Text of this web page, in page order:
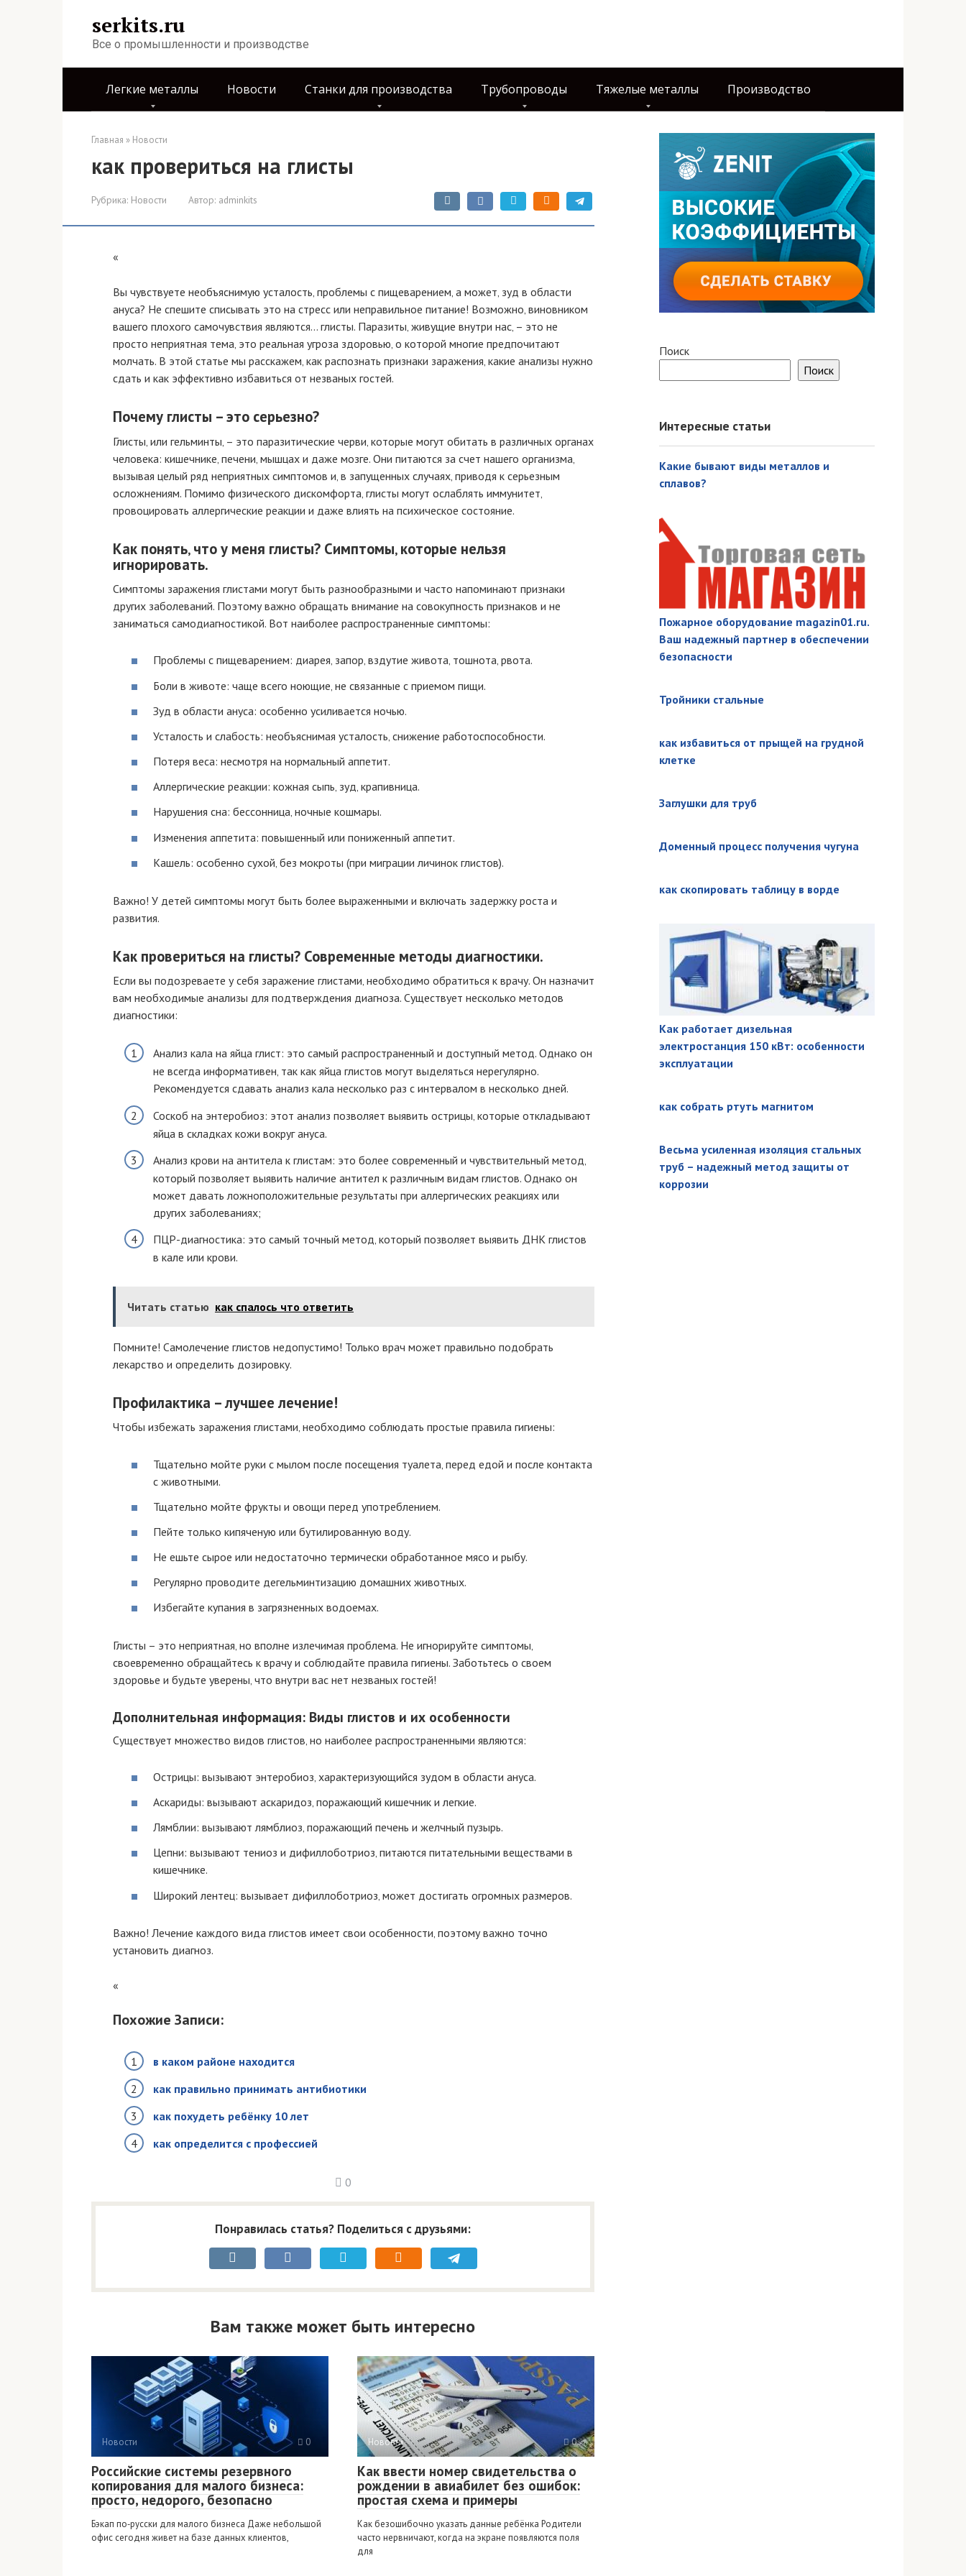
serkits.ru
Все о промышленности и производстве
Легкие металлы Новости Станки для производства Трубопроводы Тяжелые металлы Производство
Главная » Новости
как провериться на глисты
Рубрика: Новости Автор: adminkits
«
Вы чувствуете необъяснимую усталость‚ проблемы с пищеварением‚ а может‚ зуд в области
ануса? Не спешите списывать это на стресс или неправильное питание! Возможно‚ виновником
вашего плохого самочувствия являются… глисты. Паразиты‚ живущие внутри нас‚ – это не
просто неприятная тема‚ это реальная угроза здоровью‚ о которой многие предпочитают
молчать. В этой статье мы расскажем‚ как распознать признаки заражения‚ какие анализы нужно
сдать и как эффективно избавиться от незваных гостей.
Почему глисты – это серьезно?
Глисты‚ или гельминты‚ – это паразитические черви‚ которые могут обитать в различных органах
человека: кишечнике‚ печени‚ мышцах и даже мозге. Они питаются за счет нашего организма‚
вызывая целый ряд неприятных симптомов и‚ в запущенных случаях‚ приводя к серьезным
осложнениям. Помимо физического дискомфорта‚ глисты могут ослаблять иммунитет‚
провоцировать аллергические реакции и даже влиять на психическое состояние.
Как понять‚ что у меня глисты? Симптомы‚ которые нельзя
игнорировать.
Симптомы заражения глистами могут быть разнообразными и часто напоминают признаки
других заболеваний. Поэтому важно обращать внимание на совокупность признаков и не
заниматься самодиагностикой. Вот наиболее распространенные симптомы:
Проблемы с пищеварением: диарея‚ запор‚ вздутие живота‚ тошнота‚ рвота.
Боли в животе: чаще всего ноющие‚ не связанные с приемом пищи.
Зуд в области ануса: особенно усиливается ночью.
Усталость и слабость: необъяснимая усталость‚ снижение работоспособности.
Потеря веса: несмотря на нормальный аппетит.
Аллергические реакции: кожная сыпь‚ зуд‚ крапивница.
Нарушения сна: бессонница‚ ночные кошмары.
Изменения аппетита: повышенный или пониженный аппетит.
Кашель: особенно сухой‚ без мокроты (при миграции личинок глистов).
Важно! У детей симптомы могут быть более выраженными и включать задержку роста и
развития.
Как провериться на глисты? Современные методы диагностики.
Если вы подозреваете у себя заражение глистами‚ необходимо обратиться к врачу. Он назначит
вам необходимые анализы для подтверждения диагноза. Существует несколько методов
диагностики:
Анализ кала на яйца глист: это самый распространенный и доступный метод. Однако он
не всегда информативен‚ так как яйца глистов могут выделяться нерегулярно.
Рекомендуется сдавать анализ кала несколько раз с интервалом в несколько дней.
Соскоб на энтеробиоз: этот анализ позволяет выявить острицы‚ которые откладывают
яйца в складках кожи вокруг ануса.
Анализ крови на антитела к глистам: это более современный и чувствительный метод‚
который позволяет выявить наличие антител к различным видам глистов. Однако он
может давать ложноположительные результаты при аллергических реакциях или
других заболеваниях;
ПЦР-диагностика: это самый точный метод‚ который позволяет выявить ДНК глистов
в кале или крови.
Читать статью как спалось что ответить
Помните! Самолечение глистов недопустимо! Только врач может правильно подобрать
лекарство и определить дозировку.
Профилактика – лучшее лечение!
Чтобы избежать заражения глистами‚ необходимо соблюдать простые правила гигиены:
Тщательно мойте руки с мылом после посещения туалета‚ перед едой и после контакта
с животными.
Тщательно мойте фрукты и овощи перед употреблением.
Пейте только кипяченую или бутилированную воду.
Не ешьте сырое или недостаточно термически обработанное мясо и рыбу.
Регулярно проводите дегельминтизацию домашних животных.
Избегайте купания в загрязненных водоемах.
Глисты – это неприятная‚ но вполне излечимая проблема. Не игнорируйте симптомы‚
своевременно обращайтесь к врачу и соблюдайте правила гигиены. Заботьтесь о своем
здоровье и будьте уверены‚ что внутри вас нет незваных гостей!
Дополнительная информация: Виды глистов и их особенности
Существует множество видов глистов‚ но наиболее распространенными являются:
Острицы: вызывают энтеробиоз‚ характеризующийся зудом в области ануса.
Аскариды: вызывают аскаридоз‚ поражающий кишечник и легкие.
Лямблии: вызывают лямблиоз‚ поражающий печень и желчный пузырь.
Цепни: вызывают тениоз и дифиллоботриоз‚ питаются питательными веществами в
кишечнике.
Широкий лентец: вызывает дифиллоботриоз‚ может достигать огромных размеров.
Важно! Лечение каждого вида глистов имеет свои особенности‚ поэтому важно точно
установить диагноз.
«
Похожие Записи:
в каком районе находится
как правильно принимать антибиотики
как похудеть ребёнку 10 лет
как определится с профессией
0
Понравилась статья? Поделиться с друзьями:
Вам также может быть интересно
Новости 0
Российские системы резервного
копирования для малого бизнеса:
просто, недорого, безопасно
Бэкап по‑русски для малого бизнеса Даже небольшой
офис сегодня живет на базе данных клиентов,
Новости 0
Как ввести номер свидетельства о
рождении в авиабилет без ошибок:
простая схема и примеры
Как безошибочно указать данные ребёнка Родители
часто нервничают, когда на экране появляются поля
для
Поиск
Поиск
Интересные статьи
Какие бывают виды металлов и
сплавов?
Пожарное оборудование magazin01.ru.
Ваш надежный партнер в обеспечении
безопасности
Тройники стальные
как избавиться от прыщей на грудной
клетке
Заглушки для труб
Доменный процесс получения чугуна
как скопировать таблицу в ворде
Как работает дизельная
электростанция 150 кВт: особенности
эксплуатации
как собрать ртуть магнитом
Весьма усиленная изоляция стальных
труб – надежный метод защиты от
коррозии